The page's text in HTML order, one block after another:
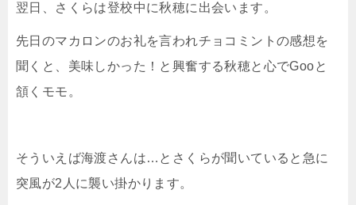
翌日、さくらは登校中に秋穂に出会います。
先日のマカロンのお礼を言われチョコミントの感想を
聞くと、美味しかった！と興奮する秋穂と心でGooと
頷くモモ。
そういえば海渡さんは…とさくらが聞いていると急に
突風が2人に襲い掛かります。